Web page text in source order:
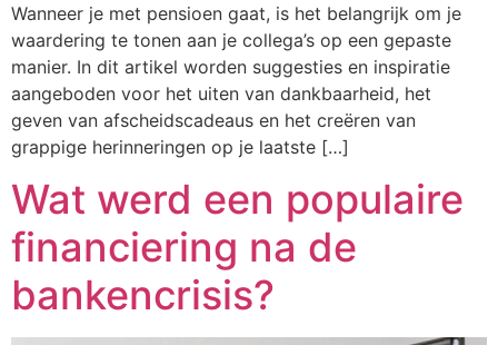
Wanneer je met pensioen gaat, is het belangrijk om je
waardering te tonen aan je collega’s op een gepaste
manier. In dit artikel worden suggesties en inspiratie
aangeboden voor het uiten van dankbaarheid, het
geven van afscheidscadeaus en het creëren van
grappige herinneringen op je laatste […]
Wat werd een populaire
financiering na de
bankencrisis?